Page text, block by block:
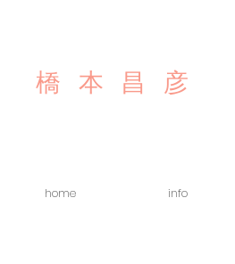
橋本昌彦
home info